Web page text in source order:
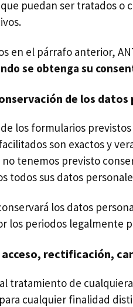
puedan ser tratados
en el párrafo anterior,
se obtenga su
de los datos
los formularios
son exactos y
no tenemos previsto
todos sus datos
los datos
los periodos legalmente
rectificación,
tratamiento de
cualquier finalidad